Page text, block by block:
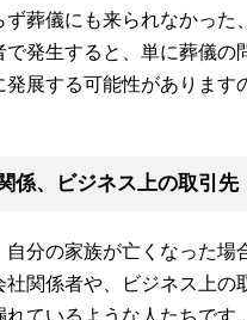
葬儀にも来られなかった
で発生すると、単に葬儀の
発展する可能性があります
係、ビジネス上の取引先
分の家族が亡くなった場
関係者や、ビジネス上の